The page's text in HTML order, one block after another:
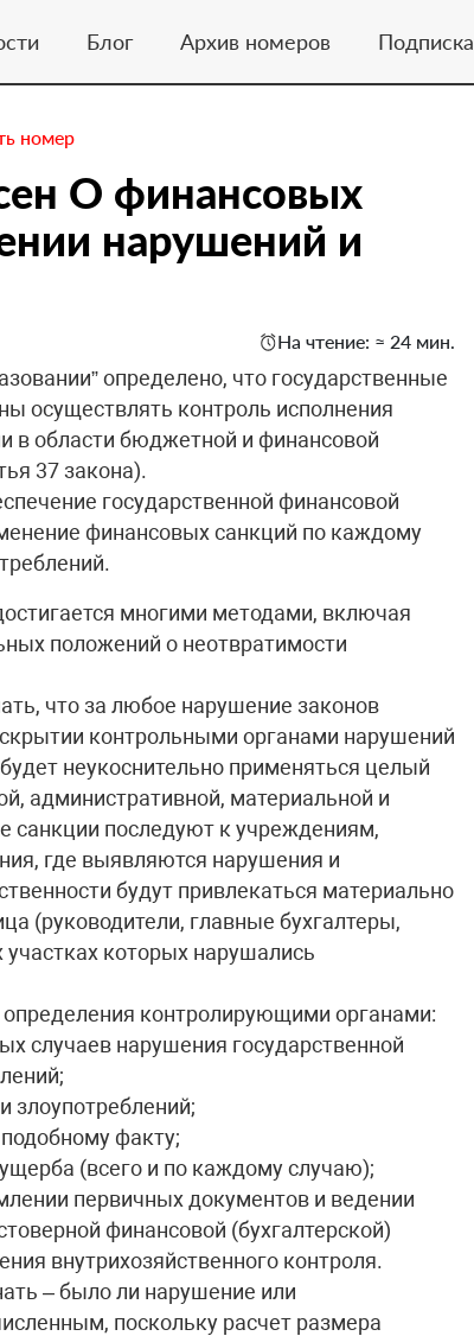
Блог Архив номеров Подписка
номер
О финансовых
нарушений и
На чтение: ≈ 24 мин.
определено, что государственные
осуществлять контроль исполнения
в области бюджетной и финансовой
37 закона).
государственной финансовой
финансовых санкций по каждому
многими методами, включая
положений о неотвратимости
что за любое нарушение законов
контрольными органами нарушений
неукоснительно применяться целый
административной, материальной и
санкции последуют к учреждениям,
где выявляются нарушения и
будут привлекаться материально
(руководители, главные бухгалтеры,
которых нарушались
контролирующими органами:
случаев нарушения государственной
злоупотреблений;
факту;
(всего и по каждому случаю);
первичных документов и ведении
финансовой (бухгалтерской)
внутрихозяйственного контроля.
– было ли нарушение или
поскольку расчет размера